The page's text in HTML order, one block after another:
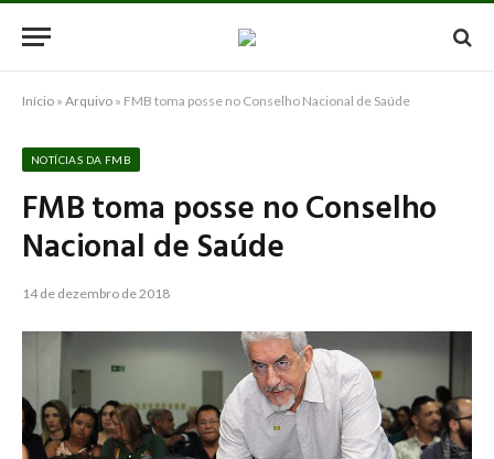
Início » Arquivo » FMB toma posse no Conselho Nacional de Saúde
NOTÍCIAS DA FMB
FMB toma posse no Conselho
Nacional de Saúde
14 de dezembro de 2018